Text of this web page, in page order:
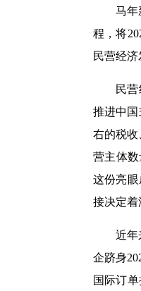
马年
程，将
民营经济
民
推进中国
右的税收
营主体数
这份亮
接决定着
近年
企跻身
国际订